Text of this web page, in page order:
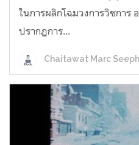
ในการผลิกโฉมวงการวิชการ
ปรากฏการ...
Chaitawat Marc